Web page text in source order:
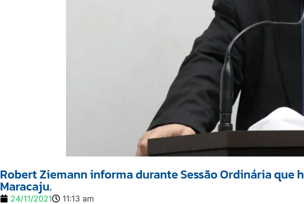
Robert Ziemann informa durante Sessão Ordinária
Maracaju.
24/11/2021 11:13 am